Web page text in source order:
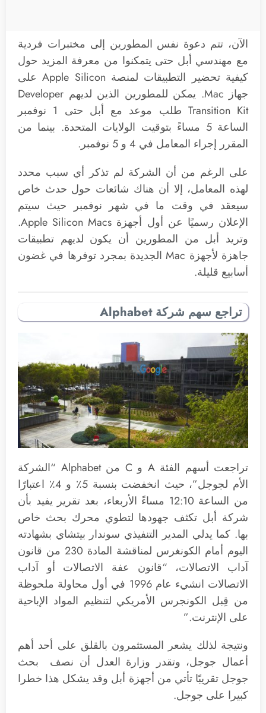
الآن، تتم دعوة نفس المطورين إلى مختبرات فردية
مع مهندسي أبل حتى يتمكنوا من معرفة المزيد حول
كيفية تحضير التطبيقات لمنصة Apple Silicon على
جهاز Mac. يمكن للمطورين الذين لديهم Developer
Transition Kit طلب موعد مع أبل حتى 1 نوفمبر
الساعة 5 مساءً بتوقيت الولايات المتحدة. بينما من
المقرر إجراء المعامل في 4 و 5 نوفمبر.
على الرغم من أن الشركة لم تذكر أي سبب محدد
لهذه المعامل، إلا أن هناك شائعات حول حدث خاص
سيعقد في وقت ما في شهر نوفمبر حيث سيتم
الإعلان رسميًا عن أول أجهزة Apple Silicon Macs.
وتريد أبل من المطورين أن يكون لديهم تطبيقات
جاهزة لأجهزة Mac الجديدة بمجرد توفرها في غضون
أسابيع قليلة.
تراجع سهم شركة Alphabet
تراجعت أسهم الفئة A و C من Alphabet “الشركة
الأم لجوجل”، حيث انخفضت بنسبة 5٪ و 4٪ اعتبارًا
من الساعة 12:10 مساءً الأربعاء، بعد تقرير يفيد بأن
شركة أبل تكثف جهودها لتطوي محرك بحث خاص
بها. كما يدلي المدير التنفيذي سوندار بيتشاي بشهادته
اليوم أمام الكونغرس لمناقشة المادة 230 من قانون
آداب الاتصالات، “قانون عفة الاتصالات أو آداب
الاتصالات انشيء عام 1996 في أول محاولة ملحوظة
من قِبل الكونجرس الأمريكي لتنظيم المواد الإباحية
على الإنترنت.”
ونتيجة لذلك يشعر المستثمرون بالقلق على أحد أهم
أعمال جوجل، وتقدر وزارة العدل أن نصف بحث
جوجل تقريبًا تأتي من أجهزة أبل وقد يشكل هذا خطرا
كبيرا على جوجل.